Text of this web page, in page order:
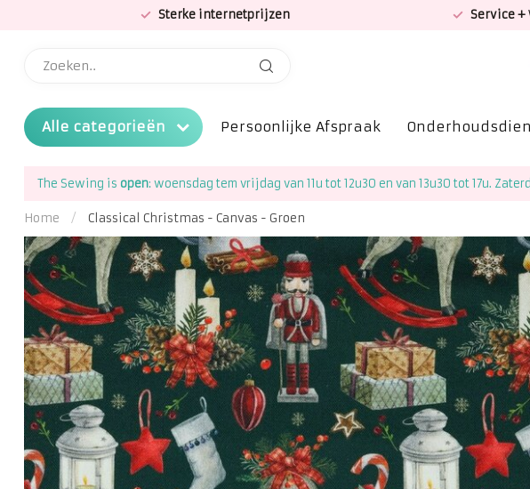
Sterke internetprijzen Service +
Alle categorieën Persoonlijke Afspraak
The Sewing is open: woensdag tem vrijdag van 11u tot 12u30 en van 13u30 tot 17u.
Home / Classical Christmas - Canvas - Groen